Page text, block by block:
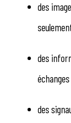
des
des
des